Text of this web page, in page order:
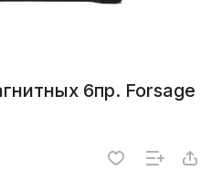
6пр. Forsage